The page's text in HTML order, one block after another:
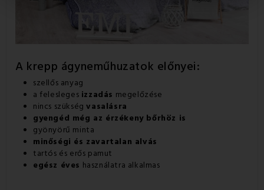
A krepp ágyneműhuzatok előnyei:
szellős anyag
a felesleges izzadás megelőzése
nincs szükségvasalásra
gyengéd még az érzékeny bőrhöz is
gyönyörű minta
minőségi és zavartalan alvás
tartós és erős pamut
egész éves használatra alkalmas